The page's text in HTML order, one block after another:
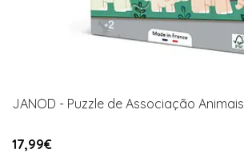
JANOD - Puzzle de Associação Animais
17,99€